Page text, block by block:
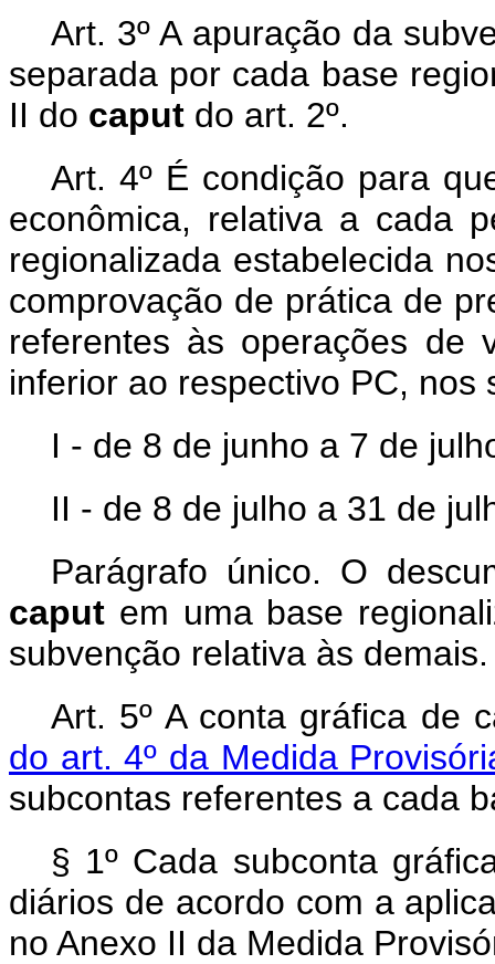
Art. 3º A apuração da
separada por cada base
II do caput do art. 2º.
Art. 4º É condição para
econômica, relativa a cada
regionalizada estabelecida
comprovação de prática de
referentes às operações de
inferior ao respectivo PC,
I - de 8 de junho a 7 de
II - de 8 de julho a 31 de
Parágrafo único. O
caput em uma base
subvenção relativa às demais.
Art. 5º A conta gráfica de
do art. 4º da Medida
subcontas referentes a cada
§ 1º Cada subconta
diários de acordo com a
no Anexo II da Medida